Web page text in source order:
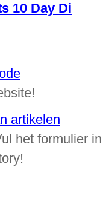
10 Day Di
artikelen
het formulier